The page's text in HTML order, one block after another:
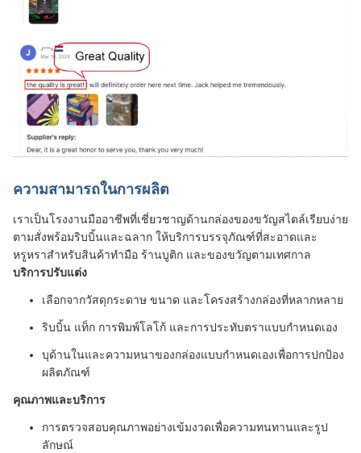
ความสามารถในการผลิต
เราเป็นโรงงานมืออาชีพที่เชี่ยวชาญด้านกล่องของขวัญสไตล์เรียบง่าย
ตามสั่งพร้อมริบบิ้นและฉลาก ให้บริการบรรจุภัณฑ์ที่สะอาดและ
หรูหราสำหรับสินค้าทำมือ ร้านบูติก และของขวัญตามเทศกาล
บริการปรับแต่ง
เลือกจากวัสดุกระดาษ ขนาด และโครงสร้างกล่องที่หลากหลาย
ริบบิ้น แท็ก การพิมพ์โลโก้ และการประทับตราแบบกำหนดเอง
บุด้านในและความหนาของกล่องแบบกำหนดเองเพื่อการปกป้อง
ผลิตภัณฑ์
คุณภาพและบริการ
การตรวจสอบคุณภาพอย่างเข้มงวดเพื่อความทนทานและรูป
ลักษณ์